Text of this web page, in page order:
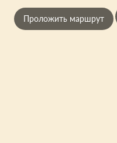
Проложить маршрут